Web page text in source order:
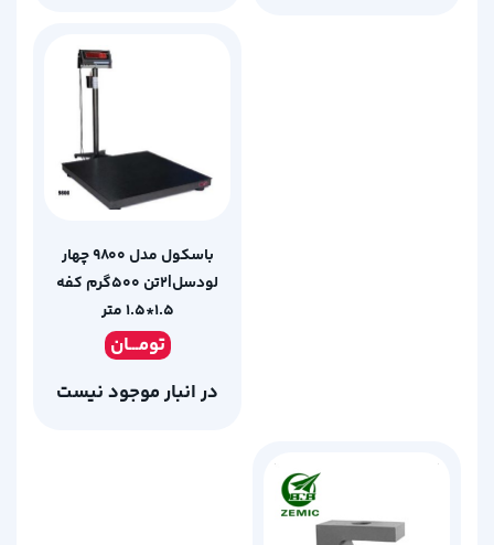
باسکول مدل 9800 چهار
لودسل|2تن 500گرم کفه
1.5*1.5 متر
تومـــان
در انبار موجود نیست